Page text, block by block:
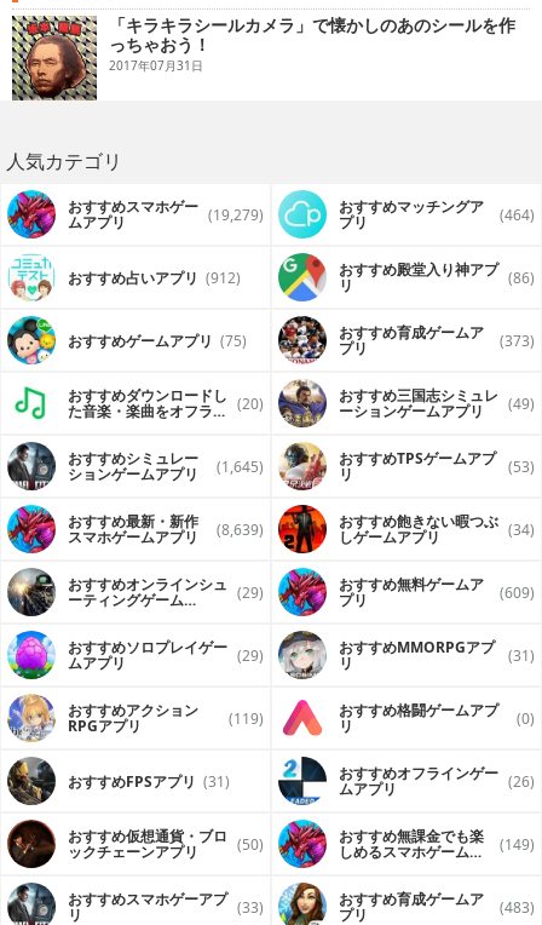
「キラキラシールカメラ」で懐かしのあのシールを作
っちゃおう！
2017年07月31日
人気カテゴリ
おすすめスマホゲー
ムアプリ (19,279) おすすめマッチングア
プリ (464)
おすすめ占いアプリ (912) おすすめ殿堂入り神アプ
リ (86)
おすすめゲームアプリ (75) おすすめ育成ゲームア
プリ (373)
おすすめダウンロードし
た音楽・楽曲をオフライ (20) おすすめ三国志シミュレ
ーションゲームアプリ (49)
おすすめシミュレー
ションゲームアプリ (1,645) おすすめTPSゲームアプ
リ (53)
おすすめ最新・新作
スマホゲームアプリ (8,639) おすすめ飽きない暇つぶ
しゲームアプリ (34)
おすすめオンラインシュ
ーティングゲーム (29) おすすめ無料ゲームア
プリ (609)
おすすめソロプレイゲー
ムアプリ (29) おすすめ MMORPGアプ
リ (31)
おすすめアクション
RPGアプリ (119) おすすめ格闘ゲームアプ
リ (0)
おすすめFPSアプリ (31) おすすめオフラインゲー
ムアプリ (26)
おすすめ仮想通貨・ブロ
ックチェーンアプリ (50) おすすめ無課金でも楽
しめるスマホゲームア (149)
おすすめスマホゲーアプ
リ (33) おすすめ育成ゲームア
プリ (483)